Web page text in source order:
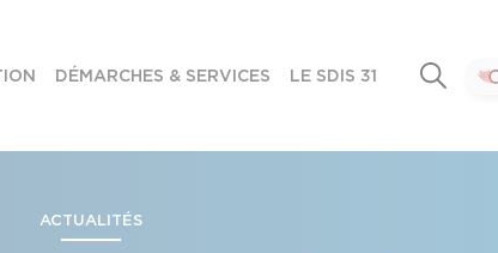
DÉMARCHES & SERVICES LE SDIS 31
ACTUALITÉS